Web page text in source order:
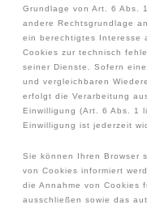
Grundlage von Art. 6 Abs.
andere Rechtsgrundlage
ein berechtigtes Interesse
Cookies zur technisch
seiner Dienste. Sofern
und vergleichbaren
erfolgt die Verarbeitung
Einwilligung (Art. 6 Abs. 1
Einwilligung ist jederzeit
Sie können Ihren Browser
von Cookies informiert
die Annahme von Cookies
ausschließen sowie das